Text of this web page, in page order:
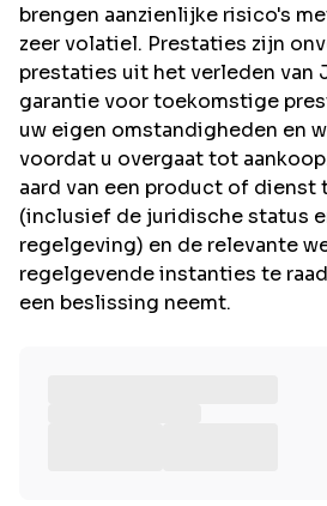
brengen aanzienlijke risico's
zeer volatiel. Prestaties zijn
prestaties uit het verleden van
garantie voor toekomstige
uw eigen omstandigheden en
voordat u overgaat tot
aard van een product of dienst
(inclusief de juridische status
regelgeving) en de relevante
regelgevende instanties te
een beslissing neemt.